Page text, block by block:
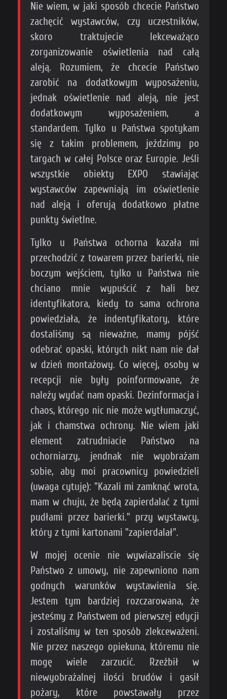
Nie wiem, w jaki sposób chcecie Państwo
zachęcić wystawców, czy uczestników,
skoro traktujecie lekceważąco
zorganizowanie oświetlenia nad całą
aleją. Rozumiem, że chcecie Państwo
zarobić na dodatkowym wyposażeniu,
jednak oświetlenie nad aleją, nie jest
dodatkowym wyposażeniem, a
standardem. Tylko u Państwa spotykam
się z takim problemem, jeździmy po
targach w całej Polsce oraz Europie. Jeśli
wszystkie obiekty EXPO stawiając
wystawców zapewniają im oświetlenie
nad aleją i oferują dodatkowo płatne
punkty świetlne.
Tylko u Państwa ochorna kazała mi
przechodzić z towarem przez barierki, nie
boczym wejściem, tylko u Państwa nie
chciano mnie wypuścić z hali bez
identyfikatora, kiedy to sama ochrona
powiedziała, że indentyfikatory, które
dostaliśmy są nieważne, mamy pójść
odebrać opaski, których nikt nam nie dał
w dzień montażowy. Co więcej, osoby w
recepcji nie były poinformowane, że
należy wydać nam opaski. Dezinformacja i
chaos, którego nic nie może wytłumaczyć,
jak i chamstwa ochrony. Nie wiem jaki
element zatrudniacie Państwo na
ochorniarzy, jendnak nie wyobrażam
sobie, aby moi pracownicy powiedzieli
(uwaga cytuję): "Kazali mi zamknąć wrota,
mam w chuju, że będą zapierdalać z tymi
pudłami przez barierki." przy wystawcy,
który z tymi kartonami "zapierdalał".
W mojej ocenie nie wywiazaliscie się
Państwo z umowy, nie zapewniono nam
godnych warunków wystawienia się.
Jestem tym bardziej rozczarowana, że
jesteśmy z Państwem od pierwszej edycji
i zostaliśmy w ten sposób zlekceważeni.
Nie przez naszego opiekuna, któremu nie
mogę wiele zarzucić. Rzeźbił w
niewyobrażalnej ilości brudów i gasił
pożary, które powstawały przez